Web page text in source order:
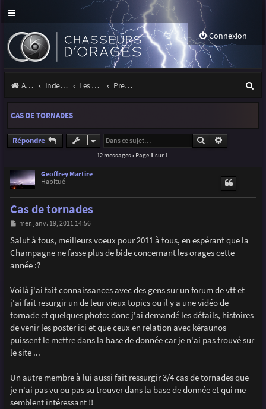
Connexion
Accueil Index du forum Les orages Premiers pas sous les orages
e
CAS DE TORNADES
Répondre Rechercher
12 messages • Page 1 sur 1
Geoffrey Martire
Habitué
Cas de tornades
M
s
s
a
e
mer. janv. 19, 2011 14:56
Salut à tous, meilleurs voeux pour 2011 à tous, en espérant que la
Champagne ne fasse plus de bide concernant les orages cette
année :?
Voilà j'ai fait connaissances avec des gens sur un forum de vtt et
j'ai fait resurgir un de leur vieux topics ou il y a une vidéo de
tornade et quelques photo: donc j'ai demandé les détails, histoires
de venir les poster ici et que ceux en relation avec kéraunos
puissent le mettre dans la base de donnée car je n'ai pas trouvé sur
le site ...
Un autre membre à lui aussi fait ressurgir 3/4 cas de tornades que
je n'ai pas vu ou pas su trouver dans la base de donnée et qui me
semblent intéressant !!